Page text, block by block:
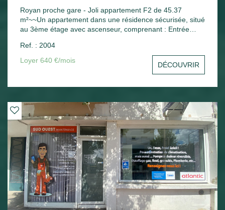
Royan proche gare - Joli appartement F2 de 45.37
m²~~Un appartement dans une résidence sécurisée, situé
au 3ème étage avec ascenseur, comprenant : Entrée
cuisine aménagée, une chambre avec placard, salle de
bains, wc indépendant. Chauffage électrique - Une place
Ref. : 2004
Loyer 640 €/mois
DÉCOUVRIR